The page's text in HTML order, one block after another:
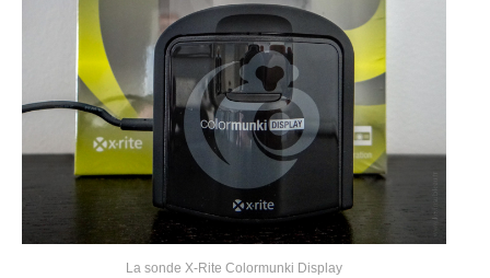
La sonde X-Rite Colormunki Display